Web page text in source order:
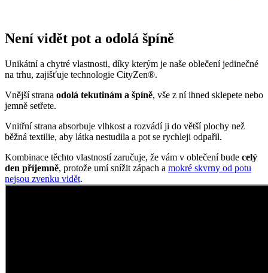
Není vidět pot a odolá špíně
Unikátní a chytré vlastnosti, díky kterým je naše oblečení jedinečné
na trhu, zajišťuje technologie CityZen®.
Vnější strana odolá tekutinám a špíně, vše z ní ihned sklepete nebo
jemně setřete.
Vnitřní strana absorbuje vlhkost a rozvádí ji do větší plochy než
běžná textilie, aby látka nestudila a pot se rychleji odpařil.
Kombinace těchto vlastností zaručuje, že vám v oblečení bude celý
den příjemně, protože umí snížit zápach a mokré skvrny od potu
nejsou zvenku vidět.